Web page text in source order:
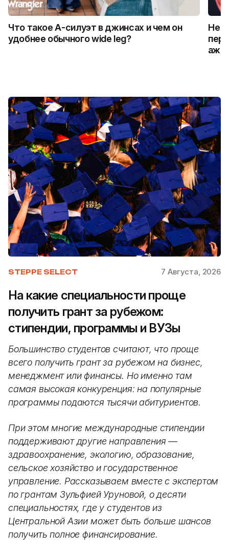
Что такое А-силуэт в джинсах и чем он
удобнее обычного wide leg?
Не
STEPPE SELECT 7 Августа, 2026
На какие специальности проще
получить грант за рубежом:
стипендии, программы и ВУЗы
Большинство студентов считают, что проще
всего получить грант за рубежом на бизнес,
менеджмент или финансы. Но именно там
самая высокая конкуренция: на популярные
программы подаются тысячи абитуриентов.
При этом многие международные стипендии
поддерживают другие направления —
здравоохранение, экологию, образование,
сельское хозяйство и государственное
управление. Рассказываем вместе с экспертом
по грантам Зульфией Уруновой, о десяти
специальностях, где у студентов из
Центральной Азии может быть больше шансов
получить полное финансирование.